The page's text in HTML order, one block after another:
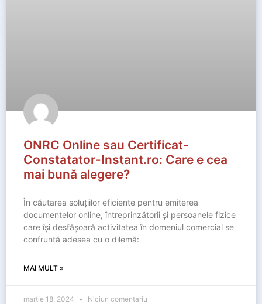
ONRC Online sau Certificat-
Constatator-Instant.ro: Care e cea
mai bună alegere?
În căutarea soluțiilor eficiente pentru emiterea
documentelor online, întreprinzătorii și persoanele fizice
care își desfășoară activitatea în domeniul comercial se
confruntă adesea cu o dilemă:
MAI MULT »
martie 18, 2024 Niciun comentariu